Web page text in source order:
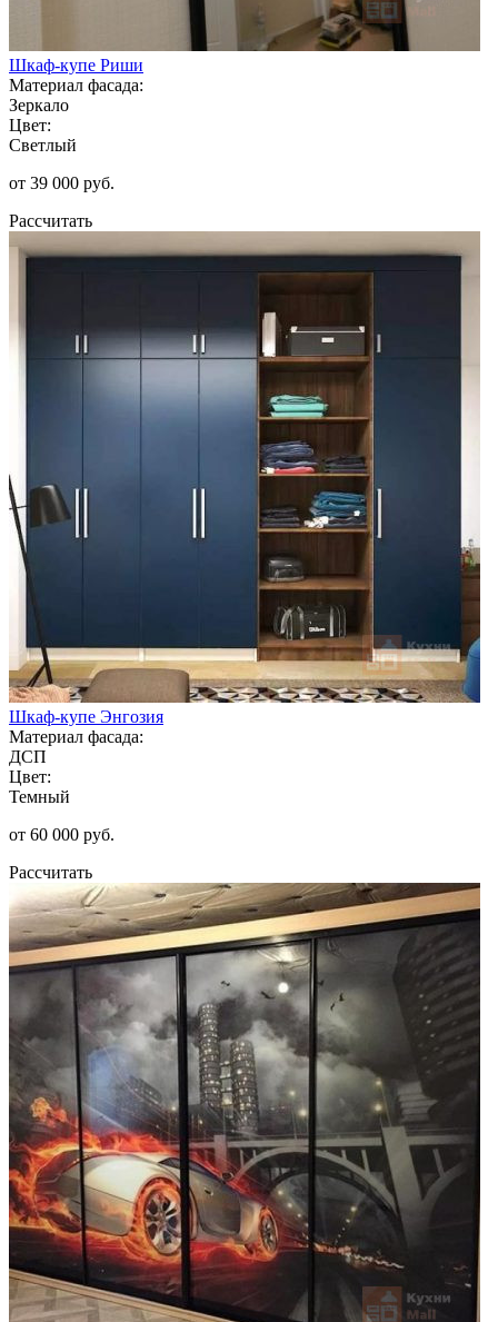
Шкаф-купе Риши
Материал фасада:
Зеркало
Цвет:
Светлый
от 39 000 руб.
Рассчитать
Шкаф-купе Энгозия
Материал фасада:
ДСП
Цвет:
Темный
от 60 000 руб.
Рассчитать